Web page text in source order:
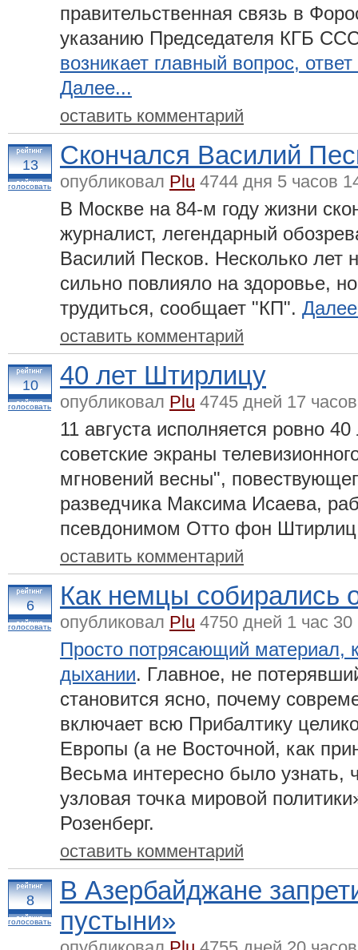
правительственная связь в
указанию Председателя КГБ
возникает главный вопрос,
Далее...
оставить комментарий
13
голосовать
Скончался Василий
опубликовал Plu 4744 дня 5 часов
В Москве на 84-м году жизни
журналист, легендарный
Василий Песков. Несколько лет
сильно повлияло на здоровье,
трудиться, сообщает "КП".
оставить комментарий
10
голосовать
40 лет Штирлицу
опубликовал Plu 4745 дней 17
11 августа исполняется ровно
советские экраны
мгновений весны",
разведчика Максима Исаева,
псевдонимом Отто фон
оставить комментарий
6
голосовать
Как немцы собирались
опубликовал Plu 4750 дней 1 час
Просто потрясающий материал,
дыхании. Главное, не
становится ясно, почему
включает всю Прибалтику
Европы (а не Восточной, как
Весьма интересно было узнать,
узловая точка мировой
Розенберг.
оставить комментарий
8
голосовать
В Азербайджане
пустыни»